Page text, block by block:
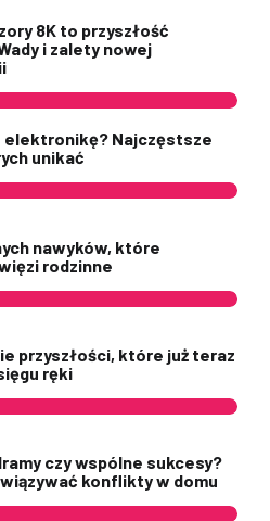
8K to przyszłość
i zalety nowej
elektronikę? Najczęstsze
unikać
nawyków, które
rodzinne
przyszłości, które już teraz
ręki
czy wspólne sukcesy?
konflikty w domu